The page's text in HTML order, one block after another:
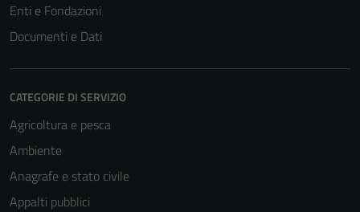
Enti e Fondazioni
Documenti e Dati
CATEGORIE DI SERVIZIO
Agricoltura e pesca
Ambiente
Anagrafe e stato civile
Appalti pubblici